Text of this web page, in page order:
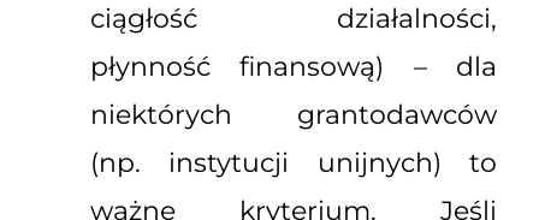
ciągłość działalności,
płynność finansową) – dla
niektórych grantodawców
(np. instytucji unijnych) to
ważne kryterium. Jeśli